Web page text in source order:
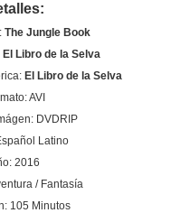
The Jungle Book
El Libro de la Selva
El Libro de la Selva
AVI
DVDRIP
Latino
2016
/ Fantasía
105 Minutos